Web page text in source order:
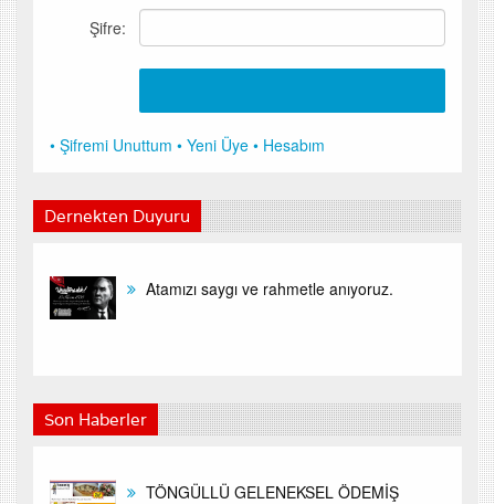
Şifre:
• Şifremi Unuttum • Yeni Üye • Hesabım
Dernekten Duyuru
Atamızı saygı ve rahmetle anıyoruz.
Son Haberler
TÖNGÜLLÜ GELENEKSEL ÖDEMİŞ